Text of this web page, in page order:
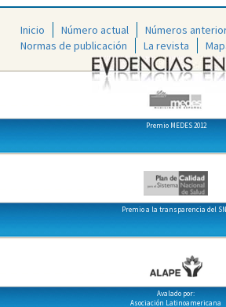
Inicio Número actual
Números
Normas de publicación
La revista
Premio MEDES 2012
Premio a la transparencia del
Avalado por:
Asociación Latinoamericana